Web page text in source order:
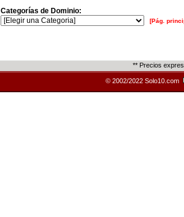
Categorías de Dominio:
[Pág.
** Precios
© 2002/2022 Solo10.com